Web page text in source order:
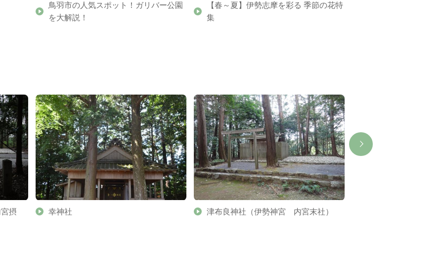
鳥羽市の人気スポット！ガリバー公園
を大解説！
【春～夏】伊勢志摩を彩る 季節の花特
集
摂 幸神社 津布良神社（伊勢神宮 内宮末社）